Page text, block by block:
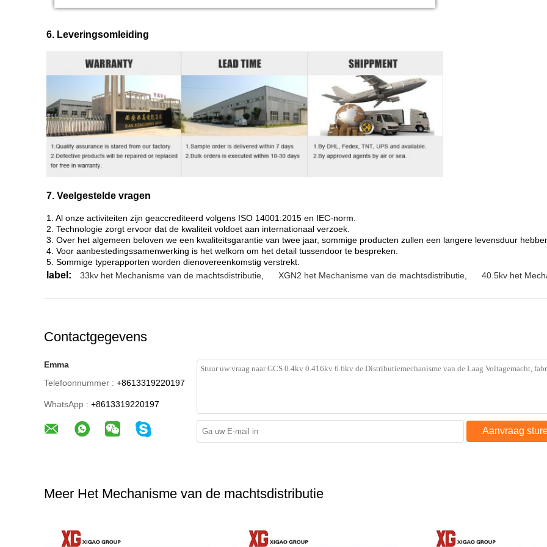
6. Leveringsomleiding
7. Veelgestelde vragen
1. Al onze activiteiten zijn geaccrediteerd volgens ISO 14001:2015 en IEC-norm.
2. Technologie zorgt ervoor dat de kwaliteit voldoet aan internationaal verzoek.
3. Over het algemeen beloven we een kwaliteitsgarantie van twee jaar, sommige producten zullen een langere levensduur
4. Voor aanbestedingssamenwerking is het welkom om het detail tussendoor te bespreken.
5. Sommige typerapporten worden dienovereenkomstig verstrekt.
label: 33kv het Mechanisme van de machtsdistributie XGN2 het Mechanisme van de machtsdistributie 40.5kv het
Contactgegevens
Emma
Telefoonnummer : +8613319220197
WhatsApp : +8613319220197
Aanvraag
Meer Het Mechanisme van de machtsdistributie